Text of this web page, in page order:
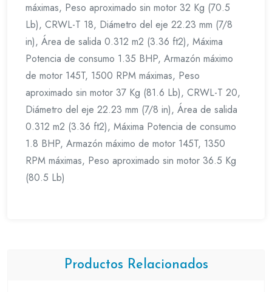
máximas, Peso aproximado sin motor 32 Kg (70.5
Lb), CRWL-T 18, Diámetro del eje 22.23 mm (7/8
in), Área de salida 0.312 m2 (3.36 ft2), Máxima
Potencia de consumo 1.35 BHP, Armazón máximo
de motor 145T, 1500 RPM máximas, Peso
aproximado sin motor 37 Kg (81.6 Lb), CRWL-T 20,
Diámetro del eje 22.23 mm (7/8 in), Área de salida
0.312 m2 (3.36 ft2), Máxima Potencia de consumo
1.8 BHP, Armazón máximo de motor 145T, 1350
RPM máximas, Peso aproximado sin motor 36.5 Kg
(80.5 Lb)
Productos Relacionados